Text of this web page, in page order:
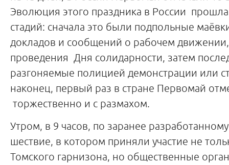
Эволюция этого праздника в России
стадий: сначала это были подпольные
докладов и сообщений о рабочем
проведения Дня солидарности, затем
разгоняемые полицией демонстрации или
наконец, первый раз в стране Первомай
торжественно и с размахом.
Утром, в 9 часов, по заранее
шествие, в котором приняли участие не
Томского гарнизона, но общественные